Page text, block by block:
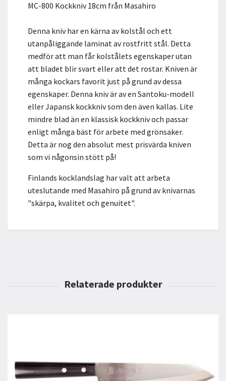
MC-800 Kockkniv 18cm från Masahiro
Denna kniv har en kärna av kolstål och ett
utanpåliggande laminat av rostfritt stål. Detta
medför att man får kolstålets egenskaper utan
att bladet blir svart eller att det rostar. Kniven är
många kockars favorit just på grund av dessa
egenskaper. Denna kniv är av en Santoku-modell
eller Japansk kockkniv som den även kallas. Lite
mindre blad än en klassisk kockkniv och passar
enligt många bäst för arbete med grönsaker.
Detta är nog den absolut mest prisvärda kniven
som vi någonsin stött på!
Finlands kocklandslag har valt att arbeta
uteslutande med Masahiro på grund av knivarnas
"skärpa, kvalitet och genuitet".